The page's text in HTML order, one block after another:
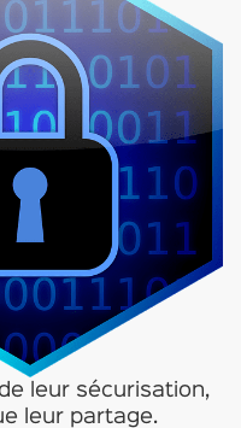
leur sécurisation,
leur partage.